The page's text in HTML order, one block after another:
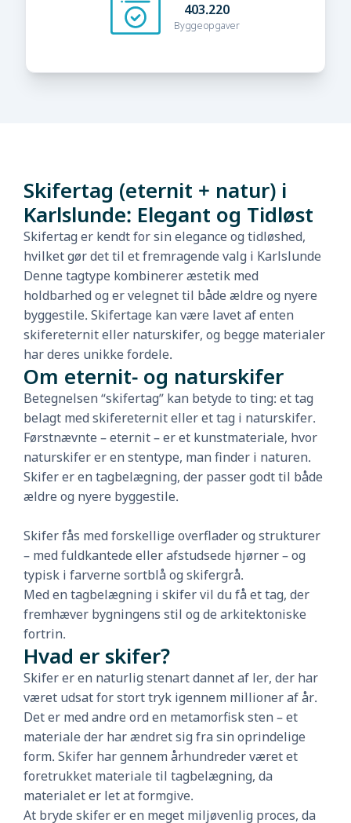
403.220
Byggeopgaver
Skifertag (eternit + natur) i
Karlslunde: Elegant og Tidløst
Skifertag er kendt for sin elegance og tidløshed,
hvilket gør det til et fremragende valg i Karlslunde
Denne tagtype kombinerer æstetik med
holdbarhed og er velegnet til både ældre og nyere
byggestile. Skifertage kan være lavet af enten
skifereternit eller naturskifer, og begge materialer
har deres unikke fordele.
Om eternit- og naturskifer
Betegnelsen “skifertag” kan betyde to ting: et tag
belagt med skifereternit eller et tag i naturskifer.
Førstnævnte – eternit – er et kunstmateriale, hvor
naturskifer er en stentype, man finder i naturen.
Skifer er en tagbelægning, der passer godt til både
ældre og nyere byggestile.
Skifer fås med forskellige overflader og strukturer
– med fuldkantede eller afstudsede hjørner – og
typisk i farverne sortblå og skifergrå.
Med en tagbelægning i skifer vil du få et tag, der
fremhæver bygningens stil og de arkitektoniske
fortrin.
Hvad er skifer?
Skifer er en naturlig stenart dannet af ler, der har
været udsat for stort tryk igennem millioner af år.
Det er med andre ord en metamorfisk sten – et
materiale der har ændret sig fra sin oprindelige
form. Skifer har gennem århundreder været et
foretrukket materiale til tagbelægning, da
materialet er let at formgive.
At bryde skifer er en meget miljøvenlig proces, da